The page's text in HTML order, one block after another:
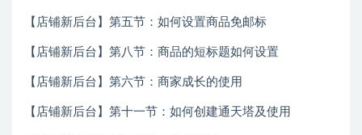
【店铺新后台】第五节：如何设置商品免邮标
【店铺新后台】第八节：商品的短标题如何设置
【店铺新后台】第六节：商家成长的使用
【店铺新后台】第十一节：如何创建通天塔及使用